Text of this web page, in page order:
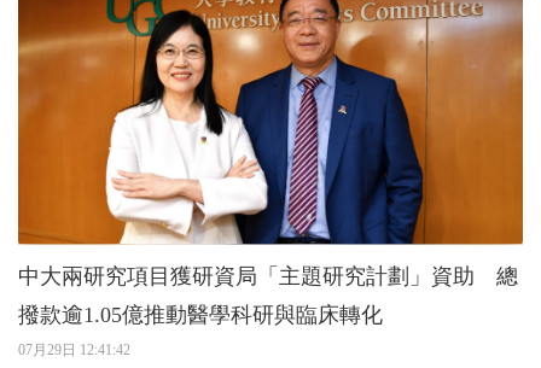
中大兩研究項目獲研資局「主題研究計劃」資助 總
撥款逾1.05億推動醫學科研與臨床轉化
07月29日 12:41:42